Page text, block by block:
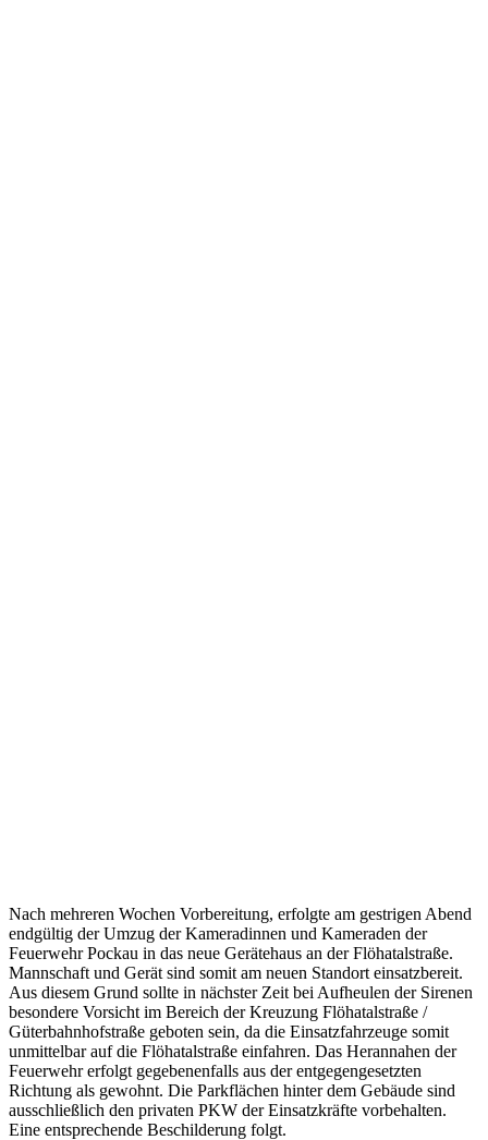
Nach mehreren Wochen Vorbereitung, erfolgte am gestrigen Abend
endgültig der Umzug der Kameradinnen und Kameraden der
Feuerwehr Pockau in das neue Gerätehaus an der Flöhatalstraße.
Mannschaft und Gerät sind somit am neuen Standort einsatzbereit.
Aus diesem Grund sollte in nächster Zeit bei Aufheulen der Sirenen
besondere Vorsicht im Bereich der Kreuzung Flöhatalstraße /
Güterbahnhofstraße geboten sein, da die Einsatzfahrzeuge somit
unmittelbar auf die Flöhatalstraße einfahren. Das Herannahen der
Feuerwehr erfolgt gegebenenfalls aus der entgegengesetzten
Richtung als gewohnt. Die Parkflächen hinter dem Gebäude sind
ausschließlich den privaten PKW der Einsatzkräfte vorbehalten.
Eine entsprechende Beschilderung folgt.